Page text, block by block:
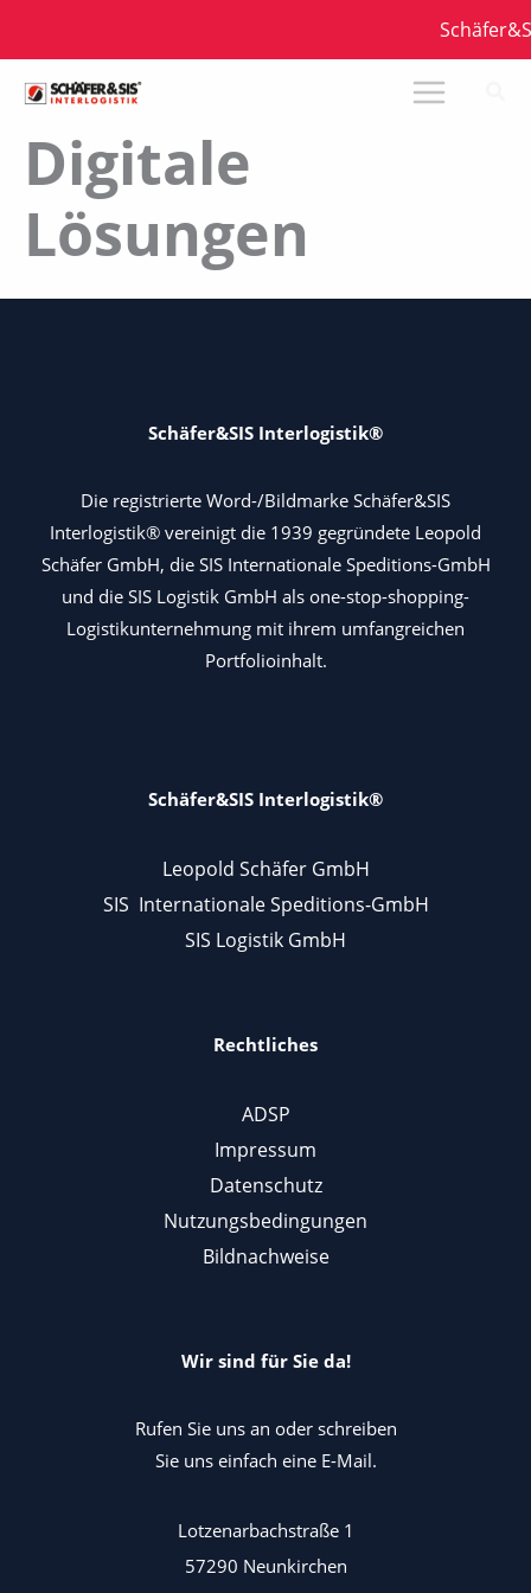
springen
Digitale
Lösungen
Schäfer&SIS Interlogistik®
Die registrierte Word-/Bildmarke Schäfer&SIS
Interlogistik® vereinigt die 1939 gegründete Leopold
Schäfer GmbH, die SIS Internationale Speditions-GmbH
und die SIS Logistik GmbH als one-stop-shopping-
Logistikunternehmung mit ihrem umfangreichen
Portfolioinhalt.
Schäfer&SIS Interlogistik®
Leopold Schäfer GmbH
SIS Internationale Speditions-GmbH
SIS Logistik GmbH
Rechtliches
ADSP
Impressum
Datenschutz
Nutzungsbedingungen
Bildnachweise
Wir sind für Sie da!
Rufen Sie uns an oder schreiben
Sie uns einfach eine E-Mail.
Lotzenarbachstraße 1
57290 Neunkirchen